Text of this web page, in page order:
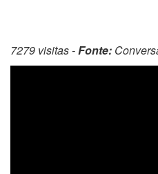
7279 visitas -Fonte: